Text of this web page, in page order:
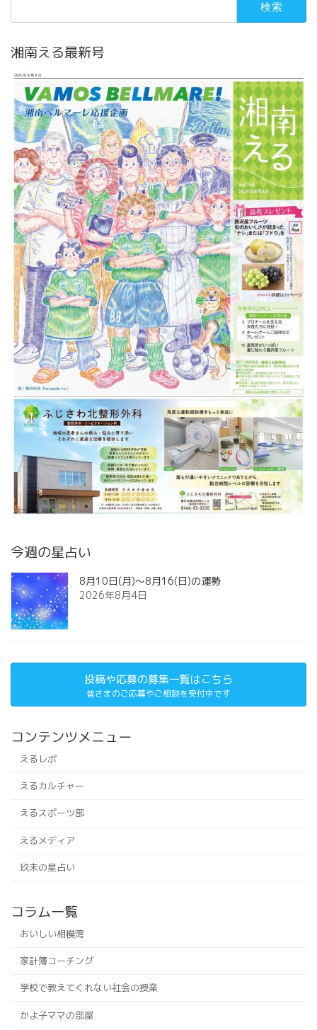
湘南える最新号
今週の星占い
8月10日(月)～8月16(日)の運勢
2026年8月4日
投稿や応募の募集一覧はこちら
皆さまのご応募やご相談を受付中です
コンテンツメニュー
えるレポ
えるカルチャー
えるスポーツ部
えるメディア
玖未の星占い
コラム一覧
おいしい相模湾
家計簿コーチング
学校で教えてくれない社会の授業
かよ子ママの部屋